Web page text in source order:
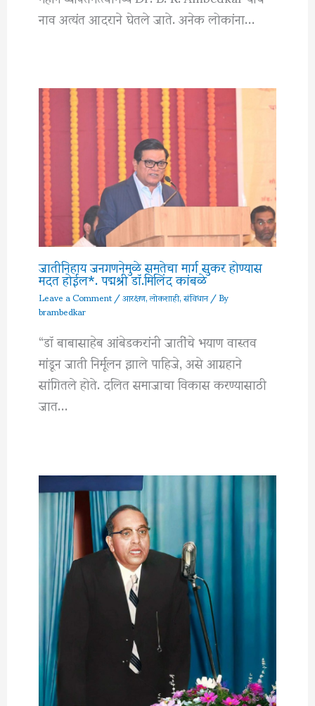
नाव अत्यंत आदराने घेतले जाते. अनेक लोकांना…
जातीनिहाय जनगणनेमुळे समतेचा मार्ग सुकर होण्यास
मदत होईल*. पद्मश्री डॉ.मिलिंद कांबळे
Leave a Comment/आरक्षण,लोकशाही,संविधान/ By
brambedkar
“डॉ बाबासाहेब आंबेडकरांनी जातींचे भयाण वास्तव
मांडून जाती निर्मूलन झाले पाहिजे, असे आग्रहाने
सांगितले होते. दलित समाजाचा विकास करण्यासाठी
जात…